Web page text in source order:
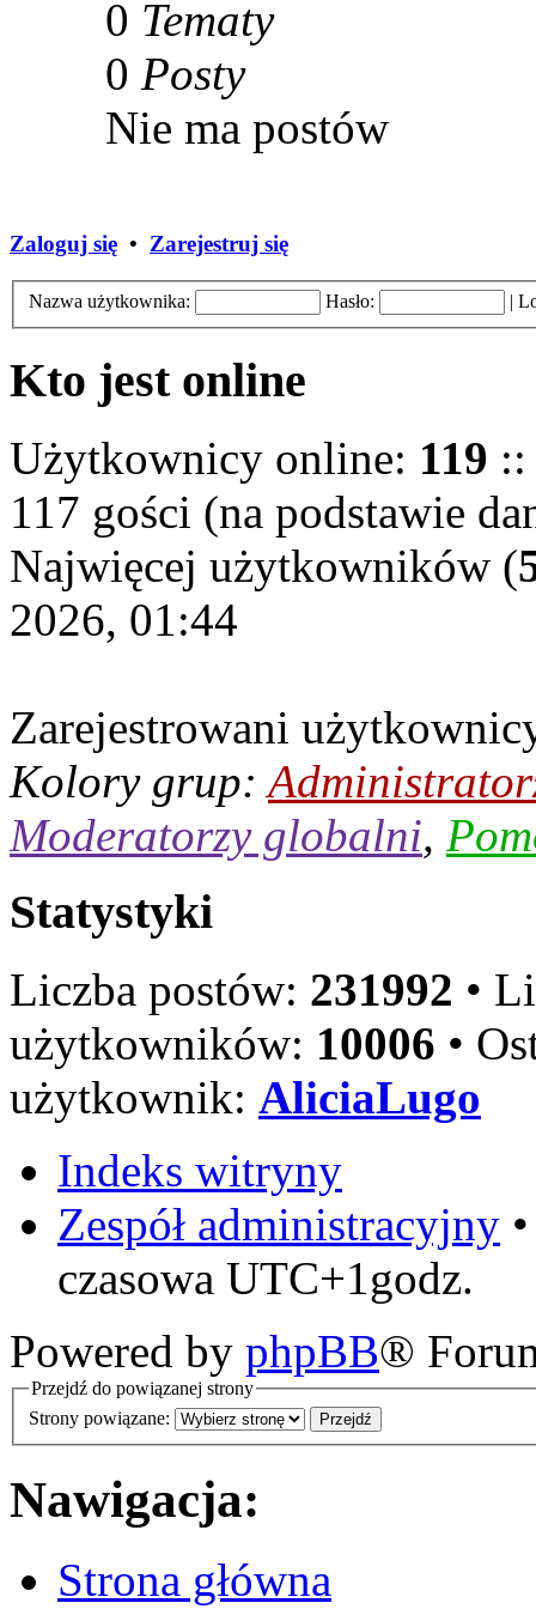
0 Tematy
0 Posty
Nie ma postów
Zaloguj się • Zarejestruj się
Nazwa użytkownika: Hasło: |
Kto jest online
Użytkownicy online: 119
117 gości (na podstawie
Najwięcej użytkowników (
2026, 01:44
Zarejestrowani
Kolory grup:
Moderatorzy globalni,
Statystyki
Liczba postów: 231992 •
użytkowników: 10006 •
użytkownik: AliciaLugo
Indeks witryny
Zespół administracyjny
czasowa UTC+1godz.
Powered by phpBB®
Przejdź do powiązanej strony
Strony powiązane:
Nawigacja:
Strona główna